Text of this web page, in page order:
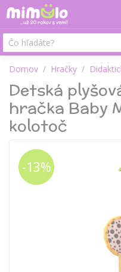
Domov Hračky
Detská
hračka Baby
kolotoč
-13%